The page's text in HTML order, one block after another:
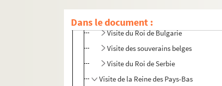
Dans le document :
Voyage du Roi d'Espagne
Visite du Roi de Bulgarie
Visite des souverains belges
Visite du Roi de Serbie
Visite de la Reine des Pays-Bas